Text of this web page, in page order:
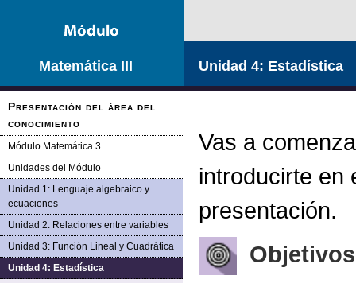
Matemática III
Presentación del área del
conocimiento
Módulo Matemática 3
Unidades del Módulo
Unidad 1: Lenguaje algebraico y
ecuaciones
Unidad 2: Relaciones entre variables
Unidad 3: Función Lineal y Cuadrática
Unidad 4: Estadística
Unidad 4: Estadística
Vas a
introducirte en
presentación.
Objetivos